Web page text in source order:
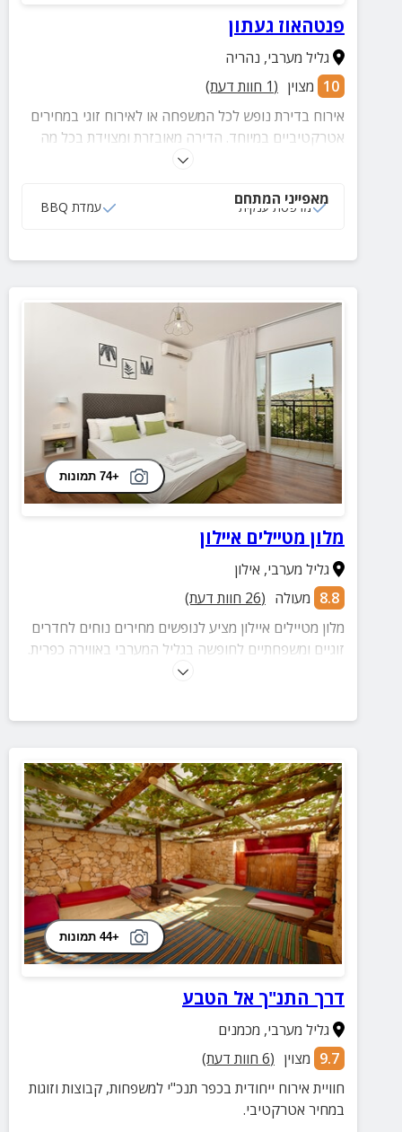
פנטהאוז געתון
גליל מערבי, נהריה
10 מצוין (
1 חוות דעת)
אירוח בדירת נופש לכל המשפחה או לאירוח זוגי במחירים
אטרקטיביים במיוחד. הדירה מאובזרת ומצוידת בכל מה
שצריך לחופשה נהדרת: 3 חדרי שינה מרווחים, מטבח
מעמדת מנגל ופינת ישיבה.
מאפייני המתחם
מרפסת ענקית עמדת BBQ
+74 תמונות
מלון מטיילים איילון
גליל מערבי, אילון
8.8 מעולה (
26 חוות דעת)
מלון מטיילים איילון מציע לנופשים מחירים נוחים לחדרים
זוגיים ומשפחתיים לחופשה בגליל המערבי באווירה כפרית.
קיימת אפשרות לצאת לטיולים ואטרקציות בקרבת המלון.
+44 תמונות
דרך התנ"ך אל הטבע
גליל מערבי, מכמנים
9.7 מצוין (
6 חוות דעת)
חוויית אירוח ייחודית בכפר תנכ"י למשפחות, קבוצות וזוגות
במחיר אטרקטיבי.